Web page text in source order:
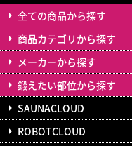
全ての商品から探す
商品カテゴリから探す
メーカーから探す
鍛えたい部位から探す
SAUNACLOUD
ROBOTCLOUD